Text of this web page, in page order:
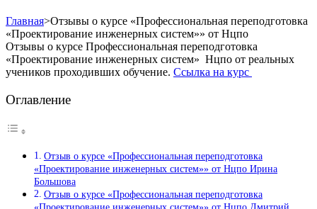
Главная>Отзывы о курсе «Профессиональная переподготовка
«Проектирование инженерных систем»» от Нцпо
Отзывы о курсе Профессиональная переподготовка
«Проектирование инженерных систем» Нцпо от реальных
учеников проходивших обучение. Ссылка на курс
Оглавление
Отзыв о курсе «Профессиональная переподготовка
«Проектирование инженерных систем»» от Нцпо Ирина
Большова
Отзыв о курсе «Профессиональная переподготовка